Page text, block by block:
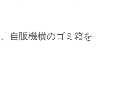
自販機横のゴミ箱を